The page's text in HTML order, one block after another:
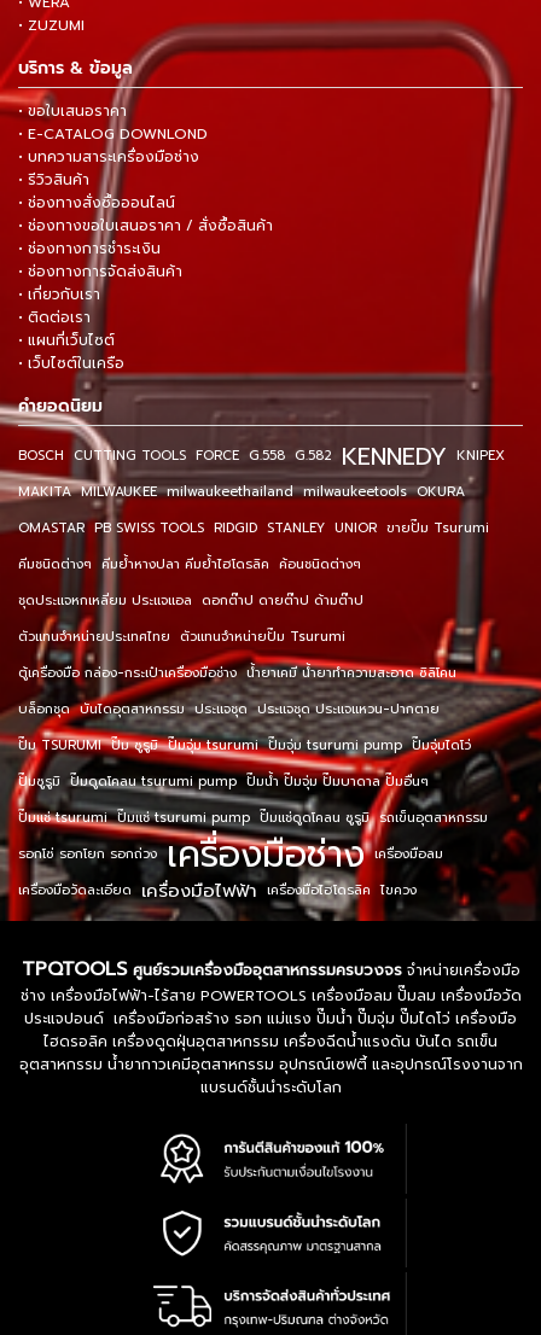
• ZUZUMI
บริการ & ข้อมูล
• ขอใบเสนอราคา
• E-CATALOG DOWNLOND
• บทความสาระเครื่องมือช่าง
• รีวิวสินค้า
• ช่องทางสั่งซื้อออนไลน์
• ช่องทางขอใบเสนอราคา / สั่งซื้อสินค้า
• ช่องทางการชำระเงิน
• ช่องทางการจัดส่งสินค้า
• เกี่ยวกับเรา
• ติดต่อเรา
• แผนที่เว็บไซต์
• เว็บไซต์ในเครือ
คำยอดนิยม
BOSCH CUTTING TOOLS FORCE G.558 G.582 KENNEDY KNIPEX
MAKITA MILWAUKEE milwaukeethailand milwaukeetools OKURA
OMASTAR PB SWISS TOOLS RIDGID STANLEY UNIOR ขายปั๊ม Tsurumi
คีมชนิดต่างๆ คีมย้ำหางปลา คีมย้ำไฮโดรลิค ค้อนชนิดต่างๆ
ชุดประแจหกเหลี่ยม ประแจแอล ดอกต๊าป ดายต๊าป ด้ามต๊าป
ตัวแทนจำหน่ายประเทศไทย ตัวแทนจำหน่ายปั๊ม Tsurumi
ตู้เครื่องมือ กล่อง-กระเป๋าเครื่องมือช่าง น้ำยาเคมี น้ำยาทำความสะอาด ซิลิโคน
บล็อกชุด บันไดอุตสาหกรรม ประแจชุด ประแจชุด ประแจแหวน-ปากตาย
ปั๊ม TSURUMI ปั๊ม ซูรูมิ ปั๊มจุ่ม tsurumi ปั๊มจุ่ม tsurumi pump ปั๊มจุ่มไดโว่
ปั๊มซูรูมิ ปั๊มดูดโคลน tsurumi pump ปั๊มน้ำ ปั๊มจุ่ม ปั๊มบาดาล ปั๊มอื่นๆ
ปั๊มแช่ tsurumi ปั๊มแช่ tsurumi pump ปั๊มแช่ดูดโคลน ซูรูมิ รถเข็นอุตสาหกรรม
รอกโซ่ รอกโยก รอกถ่วง เครื่องมือช่าง เครื่องมือลม
เครื่องมือวัดละเอียด เครื่องมือไฟฟ้า เครื่องมือไฮโดรลิค ไขควง
TPQTOOLS ศูนย์รวมเครื่องมืออุตสาหกรรมครบวงจรจำหน่ายเครื่องมือ
ช่าง เครื่องมือไฟฟ้า-ไร้สาย POWERTOOLS เครื่องมือลม ปั๊มลม เครื่องมือวัด
ประแจปอนด์ เครื่องมือก่อสร้าง รอก แม่แรง ปั๊มน้ำ ปั๊มจุ่ม ปั๊มไดโว่ เครื่องมือ
ไฮดรอลิค เครื่องดูดฝุ่นอุตสาหกรรม เครื่องฉีดน้ำแรงดัน บันได รถเข็น
อุตสาหกรรม น้ำยากาวเคมีอุตสาหกรรม อุปกรณ์เซฟตี้ และอุปกรณ์โรงงานจาก
แบรนด์ชั้นนำระดับโลก